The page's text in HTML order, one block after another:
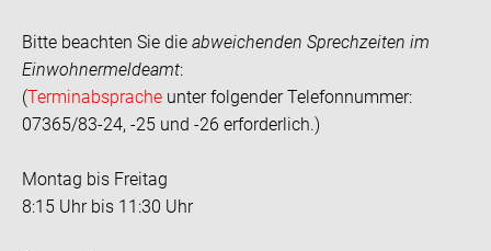
Bitte beachten Sie die abweichenden Sprechzeiten im
Einwohnermeldeamt:
(Terminabsprache unter folgender Telefonnummer:
07365/83-24, -25 und -26 erforderlich.)
Montag bis Freitag
8:15 Uhr bis 11:30 Uhr